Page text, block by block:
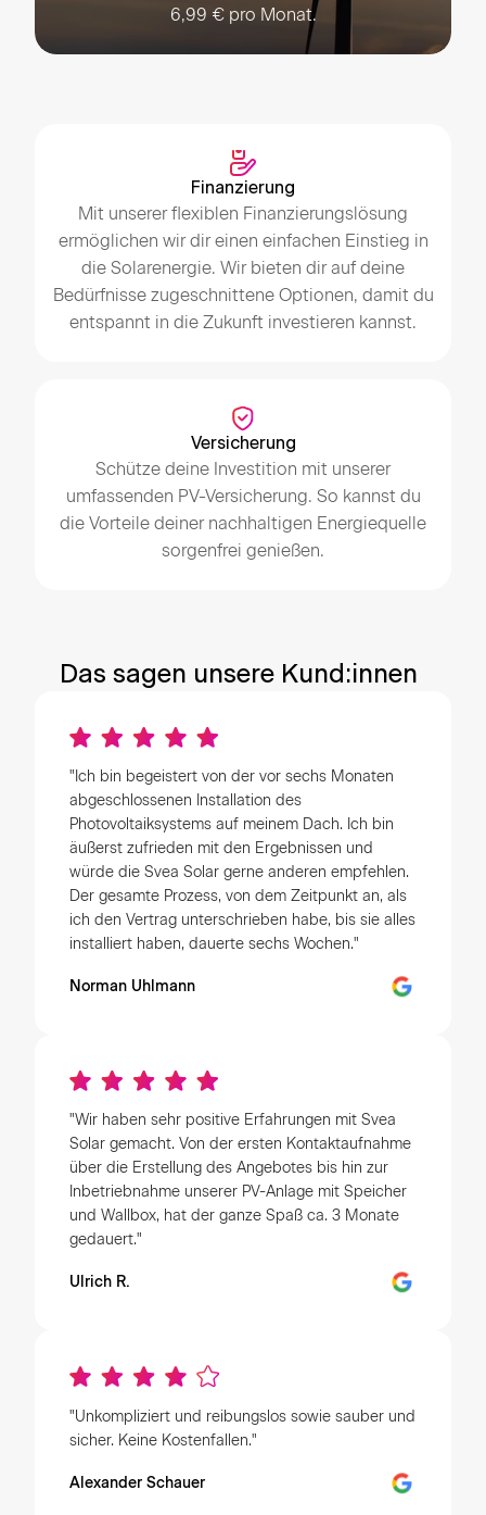
6,99 € pro Monat.
Finanzierung
Mit unserer flexiblen Finanzierungslösung
ermöglichen wir dir einen einfachen Einstieg in
die Solarenergie. Wir bieten dir auf deine
Bedürfnisse zugeschnittene Optionen, damit du
entspannt in die Zukunft investieren kannst.
Versicherung
Schütze deine Investition mit unserer
umfassenden PV-Versicherung. So kannst du
die Vorteile deiner nachhaltigen Energiequelle
sorgenfrei genießen.
Das sagen unsere Kund:innen
"Ich bin begeistert von der vor sechs Monaten
abgeschlossenen Installation des
Photovoltaiksystems auf meinem Dach. Ich bin
äußerst zufrieden mit den Ergebnissen und
würde die Svea Solar gerne anderen empfehlen.
Der gesamte Prozess, von dem Zeitpunkt an, als
ich den Vertrag unterschrieben habe, bis sie alles
installiert haben, dauerte sechs Wochen."
Norman Uhlmann
"Wir haben sehr positive Erfahrungen mit Svea
Solar gemacht. Von der ersten Kontaktaufnahme
über die Erstellung des Angebotes bis hin zur
Inbetriebnahme unserer PV-Anlage mit Speicher
und Wallbox, hat der ganze Spaß ca. 3 Monate
gedauert."
Ulrich R.
"Unkompliziert und reibungslos sowie sauber und
sicher. Keine Kostenfallen."
Alexander Schauer